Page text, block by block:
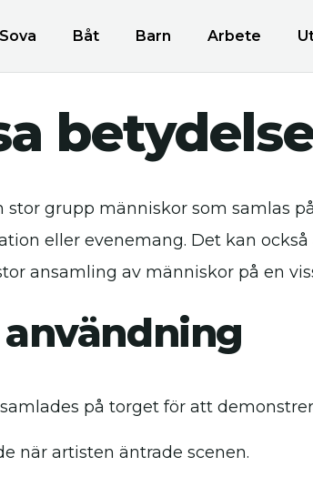
Sova Båt Barn Arbete
grupp människor som samlas
eller evenemang. Det kan
ansamling av människor på en
på torget för att
när artisten äntrade scenen.